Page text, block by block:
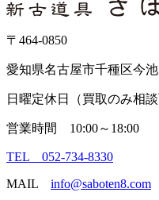
〒464-0850
愛知県名古屋市千種区今
日曜定休日（買取のみ相談
営業時間 10:00～18:00
TEL 052-734-8330
MAIL info@saboten8.com